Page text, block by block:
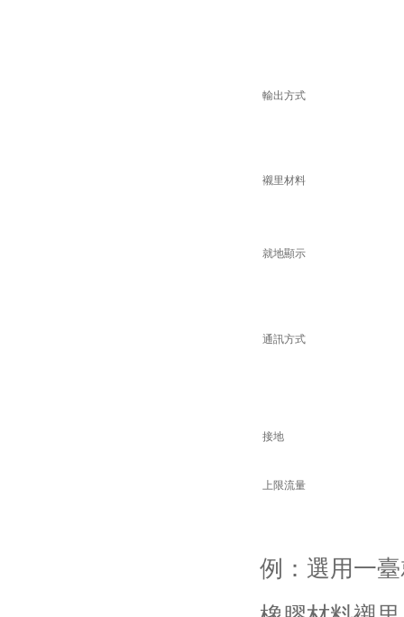
輸出方式
襯里材料
就地顯示
通訊方式
接地
上限流量
例：選用一